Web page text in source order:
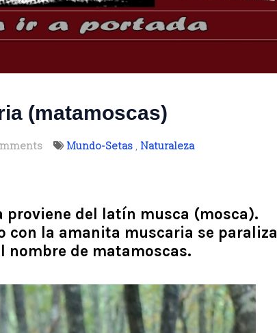
(matamoscas)
Mundo-Setas, Naturaleza
proviene del latín musca (mosca).
con la amanita muscaria se paraliza
nombre de matamoscas.